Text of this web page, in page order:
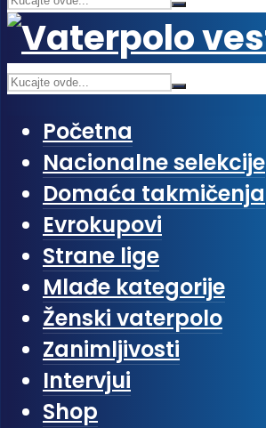
Početna
Nacionalne selekcije
Domaća takmičenja
Evrokupovi
Strane lige
Mlađe kategorije
Ženski vaterpolo
Zanimljivosti
Intervjui
Shop